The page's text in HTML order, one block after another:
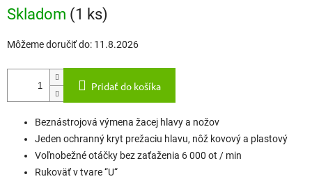
cena:
Skladom (1 ks)
Môžeme doručiť do: 11.8.2026
Pridať do košíka
Beznástrojová výmena žacej hlavy a nožov
Jeden ochranný kryt prežaciu hlavu, nôž kovový a plastový
Voľnobežné otáčky bez zaťaženia 6 000 ot / min
Rukoväť v tvare “U“